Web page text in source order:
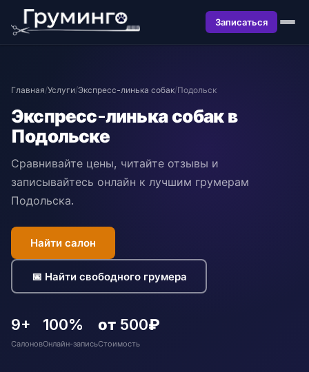
Записаться
Главная/Услуги/Экспресс-линька собак/Подольск
Экспресс-линька собак в
Подольске
Сравнивайте цены, читайте отзывы и
записывайтесь онлайн к лучшим грумерам
Подольска.
Найти салон
📅 Найти свободного грумера
9+
Салонов
100%
Онлайн-запись
от 500₽
Стоимость